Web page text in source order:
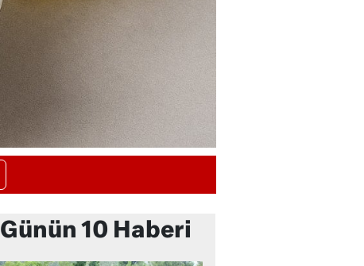
Günün 10 Haberi